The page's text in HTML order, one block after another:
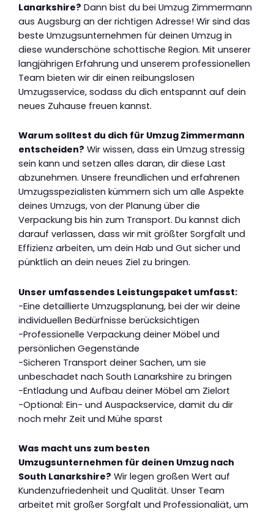
Lanarkshire? Dann bist du bei Umzug Zimmermann
aus Augsburg an der richtigen Adresse! Wir sind das
beste Umzugsunternehmen für deinen Umzug in
diese wunderschöne schottische Region. Mit unserer
langjährigen Erfahrung und unserem professionellen
Team bieten wir dir einen reibungslosen
Umzugsservice, sodass du dich entspannt auf dein
neues Zuhause freuen kannst.
Warum solltest du dich für Umzug Zimmermann
entscheiden? Wir wissen, dass ein Umzug stressig
sein kann und setzen alles daran, dir diese Last
abzunehmen. Unsere freundlichen und erfahrenen
Umzugsspezialisten kümmern sich um alle Aspekte
deines Umzugs, von der Planung über die
Verpackung bis hin zum Transport. Du kannst dich
darauf verlassen, dass wir mit größter Sorgfalt und
Effizienz arbeiten, um dein Hab und Gut sicher und
pünktlich an dein neues Ziel zu bringen.
Unser umfassendes Leistungspaket umfasst:
-Eine detaillierte Umzugsplanung, bei der wir deine
individuellen Bedürfnisse berücksichtigen
-Professionelle Verpackung deiner Möbel und
persönlichen Gegenstände
-Sicheren Transport deiner Sachen, um sie
unbeschadet nach South Lanarkshire zu bringen
-Entladung und Aufbau deiner Möbel am Zielort
-Optional: Ein- und Auspackservice, damit du dir
noch mehr Zeit und Mühe sparst
Was macht uns zum besten
Umzugsunternehmen für deinen Umzug nach
South Lanarkshire? Wir legen großen Wert auf
Kundenzufriedenheit und Qualität. Unser Team
arbeitet mit großer Sorgfalt und Professionaliät, um